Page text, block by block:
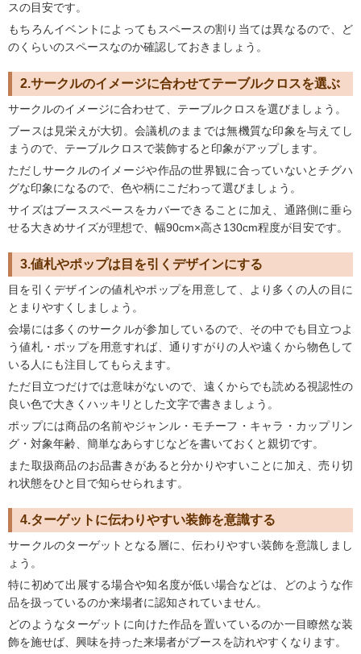
スの目安です。
もちろんイベントによってもスペースの割り当ては異なるので、ど
のくらいのスペースなのか確認しておきましょう。
2.サークルのイメージに合わせてテーブルクロスを選ぶ
サークルのイメージに合わせて、テーブルクロスを選びましょう。
ブースは見栄えが大切。会議机のままでは無機質な印象を与えてし
まうので、テーブルクロスで装飾すると印象がアップします。
ただしサークルのイメージや作品の世界観に合っていないとチグハ
グな印象になるので、色や柄にこだわって選びましょう。
サイズはブーススペースをカバーできることに加え、通路側に垂ら
せる大きめサイズが理想で、幅90cm×高さ130cm程度が目安です。
3.値札やポップは目を引くデザインにする
目を引くデザインの値札やポップを用意して、より多くの人の目に
とまりやすくしましょう。
会場には多くのサークルが参加しているので、その中でも目立つよ
う値札・ポップを用意すれば、通りすがりの人や遠くから物色して
いる人にも注目してもらえます。
ただ目立つだけでは意味がないので、遠くからでも読める視認性の
良い色で大きくハッキリとした文字で書きましょう。
ポップには商品の名前やジャンル・モチーフ・キャラ・カップリン
グ・対象年齢、簡単なあらすじなどを書いておくと親切です。
また取扱商品のお品書きがあると分かりやすいことに加え、売り切
れ状態をひと目で知らせられます。
4.ターゲットに伝わりやすい装飾を意識する
サークルのターゲットとなる層に、伝わりやすい装飾を意識しまし
ょう。
特に初めて出展する場合や知名度が低い場合などは、どのような作
品を扱っているのか来場者に認知されていません。
どのようなターゲットに向けた作品を置いているのか一目瞭然な装
飾を施せば、興味を持った来場者がブースを訪れやすくなります。